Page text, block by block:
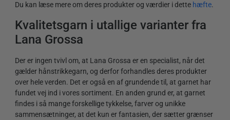
Du kan læse mere om deres produkter og værdier i dette hæfte.
Kvalitetsgarn i utallige varianter fra
Lana Grossa
Der er ingen tvivl om, at Lana Grossa er en specialist, når det
gælder hånstrikkegarn, og derfor forhandles deres produkter
over hele verden. Det er også en af grundende til, at garnet har
fundet vej ind i vores sortiment. En anden grund er, at garnet
findes i så mange forskellige tykkelse, farver og unikke
sammensætninger, at det kun er fantasien, der sætter grænser